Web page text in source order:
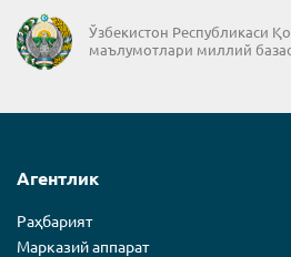
Ўзбекистон Республикаси
маълумотлари миллий
Агентлик
Раҳбарият
Марказий аппарат